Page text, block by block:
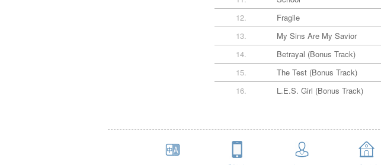
12.
Fragile
13.
My Sins Are My Savior
14.
Betrayal (Bonus Track)
15.
The Test (Bonus Track)
16.
L.E.S. Girl (Bonus Track)